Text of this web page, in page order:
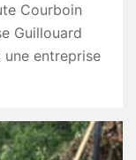
Courboin
Guillouard
entreprise